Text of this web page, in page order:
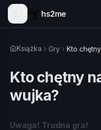
hs2me
Książka Gry Kto
Kto chętny
wujka?
Uwaga! Trudna gra!